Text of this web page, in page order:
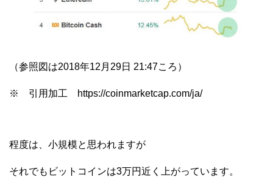
（参照図は2018年12月29日 21:47ころ）
※ 引用加工 https://coinmarketcap.com/ja/
程度は、小規模と思われますが
それでもビットコインは3万円近く上がっています。